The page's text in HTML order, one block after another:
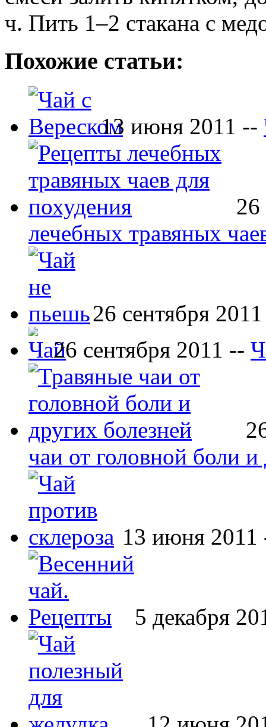
ч. Пить 1–2 стакана с
Похожие статьи:
13 июня 2011 --
26
лечебных травяных
26 сентября
26 сентября 2011 --
чаи от головной боли и
13 июня
5 декабря